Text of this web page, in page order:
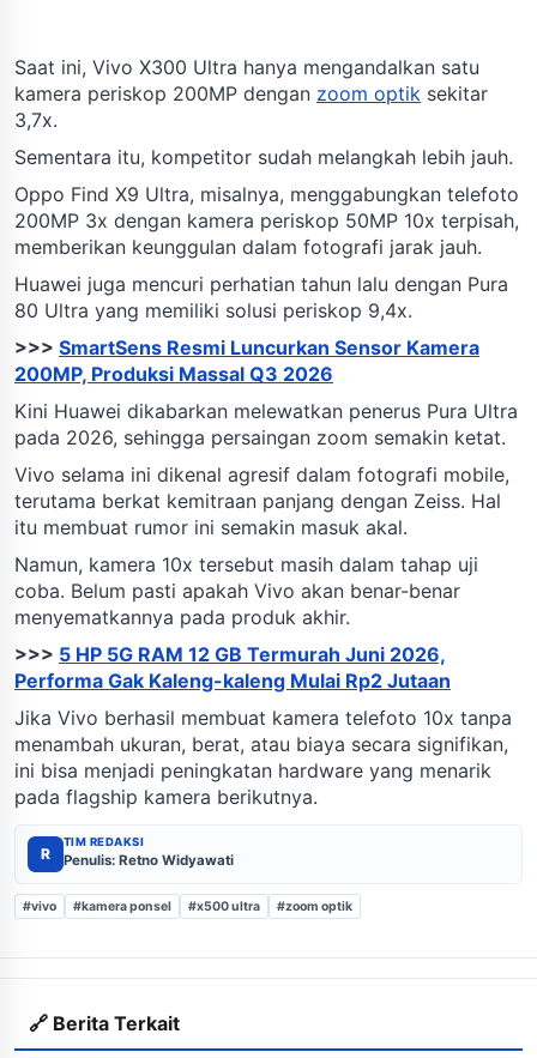
Saat ini, Vivo X300 Ultra hanya mengandalkan satu
kamera periskop 200MP dengan zoom optik sekitar
3,7x.
Sementara itu, kompetitor sudah melangkah lebih jauh.
Oppo Find X9 Ultra, misalnya, menggabungkan telefoto
200MP 3x dengan kamera periskop 50MP 10x terpisah,
memberikan keunggulan dalam fotografi jarak jauh.
Huawei juga mencuri perhatian tahun lalu dengan Pura
80 Ultra yang memiliki solusi periskop 9,4x.
>>> SmartSens Resmi Luncurkan Sensor Kamera
200MP, Produksi Massal Q3 2026
Kini Huawei dikabarkan melewatkan penerus Pura Ultra
pada 2026, sehingga persaingan zoom semakin ketat.
Vivo selama ini dikenal agresif dalam fotografi mobile,
terutama berkat kemitraan panjang dengan Zeiss. Hal
itu membuat rumor ini semakin masuk akal.
Namun, kamera 10x tersebut masih dalam tahap uji
coba. Belum pasti apakah Vivo akan benar-benar
menyematkannya pada produk akhir.
>>> 5 HP 5G RAM 12 GB Termurah Juni 2026,
Performa Gak Kaleng-kaleng Mulai Rp2 Jutaan
Jika Vivo berhasil membuat kamera telefoto 10x tanpa
menambah ukuran, berat, atau biaya secara signifikan,
ini bisa menjadi peningkatan hardware yang menarik
pada flagship kamera berikutnya.
R
TIM REDAKSI
Penulis: Retno Widyawati
#vivo #kamera ponsel #x500 ultra #zoom optik
🔗 Berita Terkait